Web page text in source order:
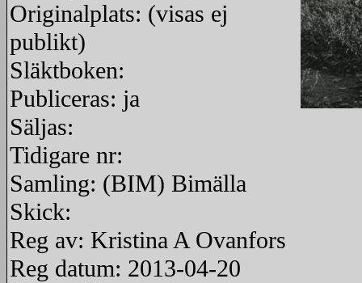
Originalplats: (visas ej
publikt)
Släktboken:
Publiceras: ja
Säljas:
Tidigare nr:
Samling: (BIM) Bimälla
Skick:
Reg av: Kristina A Ovanfors
Reg datum: 2013-04-20